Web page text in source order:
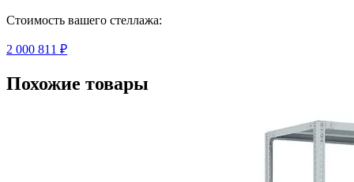
Cтоимость вашего стеллажа:
2 000 811 ₽
Похожие товары